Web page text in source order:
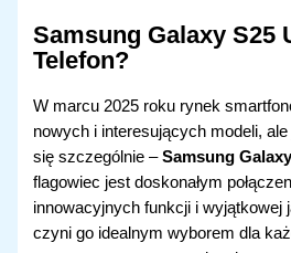
Samsung Galaxy S25
Telefon?
W marcu 2025 roku rynek
nowych i interesujących modeli,
się szczególnie –Samsung
flagowiec jest doskonałym
innowacyjnych funkcji i wyjątkowej
czyni go idealnym wyborem dla